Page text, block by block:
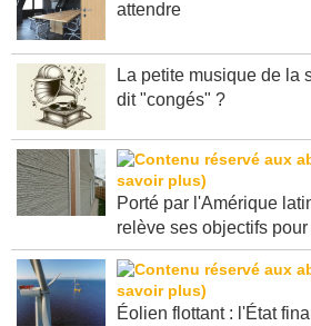
La petite musique de la
Porté par l'Amérique